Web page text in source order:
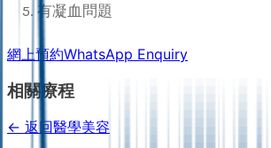
有凝血問題
網上預約WhatsApp Enquiry
相關療程
← 返回醫學美容